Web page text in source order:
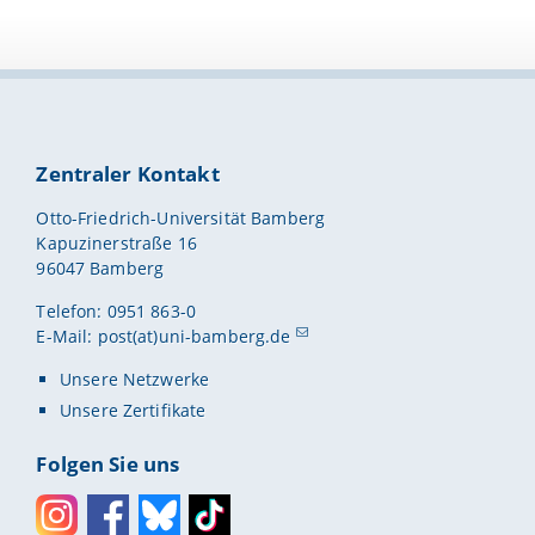
immer die
besteht.
stellt gerade
und
der sich dem
zunehmend
und
Zentraler Kontakt
Otto-Friedrich-Universität Bamberg
Kapuzinerstraße 16
96047 Bamberg
Telefon: 0951 863-0
E-Mail: post(at)uni-bamberg.de
Unsere Netzwerke
Unsere Zertifikate
Folgen Sie uns